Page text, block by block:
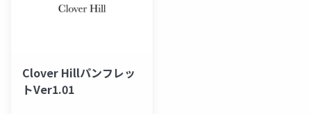
Clover Hillパンフレッ
トVer1.01